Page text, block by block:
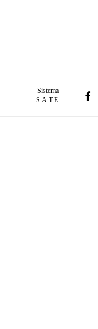
Sistema
S.A.T.E.
facebook